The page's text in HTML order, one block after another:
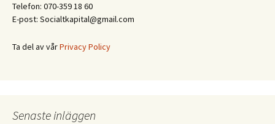
Telefon: 070-359 18 60
E-post: Socialtkapital@gmail.com
Ta del av vårPrivacy Policy
Senaste inläggen